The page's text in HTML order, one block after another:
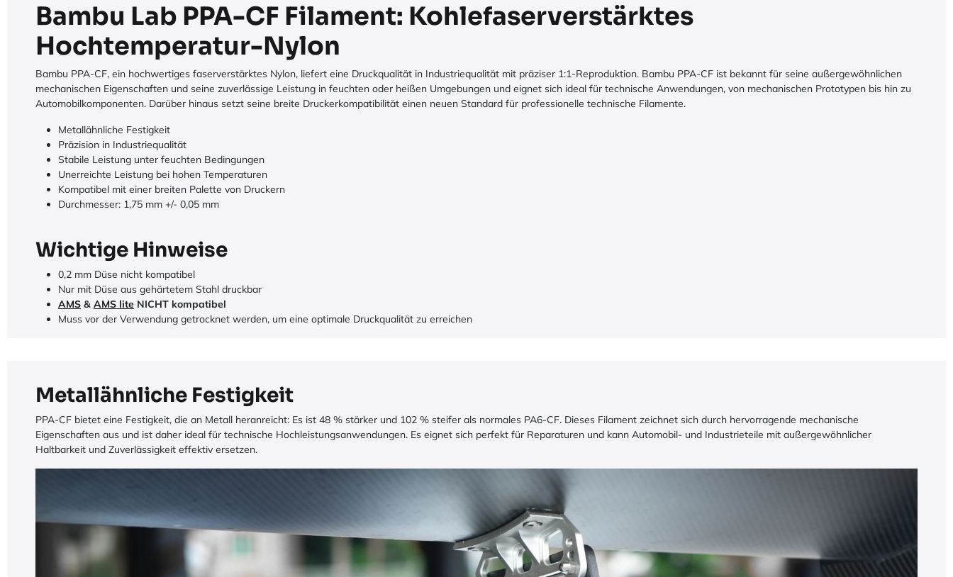
Bambu Lab PPA-CF Filament: Kohlefaserverstärktes
Hochtemperatur-Nylon
Bambu PPA-CF, ein hochwertiges faserverstärktes Nylon, liefert eine Druckqualität in Industriequalität mit präziser 1:1-Reproduktion. Bambu PPA-CF ist bekannt für seine außergewöhnlichen
mechanischen Eigenschaften und seine zuverlässige Leistung in feuchten oder heißen Umgebungen und eignet sich ideal für technische Anwendungen, von mechanischen Prototypen bis hin zu
Automobilkomponenten. Darüber hinaus setzt seine breite Druckerkompatibilität einen neuen Standard für professionelle technische Filamente.
Metallähnliche Festigkeit
Präzision in Industriequalität
Stabile Leistung unter feuchten Bedingungen
Unerreichte Leistung bei hohen Temperaturen
Kompatibel mit einer breiten Palette von Druckern
Durchmesser: 1,75 mm +/- 0,05 mm
Wichtige Hinweise
0,2 mm Düse nicht kompatibel
Nur mit Düse aus gehärtetem Stahl druckbar
AMS & AMS lite NICHT kompatibel
Muss vor der Verwendung getrocknet werden, um eine optimale Druckqualität zu erreichen
Metallähnliche Festigkeit
PPA-CF bietet eine Festigkeit, die an Metall heranreicht: Es ist 48 % stärker und 102 % steifer als normales PA6-CF. Dieses Filament zeichnet sich durch hervorragende mechanische
Eigenschaften aus und ist daher ideal für technische Hochleistungsanwendungen. Es eignet sich perfekt für Reparaturen und kann Automobil- und Industrieteile mit außergewöhnlicher
Haltbarkeit und Zuverlässigkeit effektiv ersetzen.